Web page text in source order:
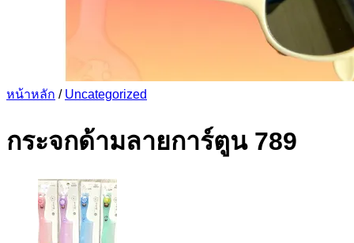
หน้าหลัก / Uncategorized
กระจกด้ามลายการ์ตูน 789